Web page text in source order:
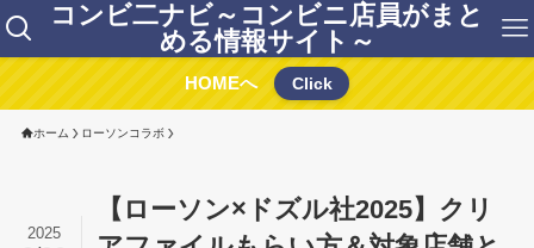
コンビ二ナビ～コンビニ店員がまと
める情報サイト～
HOMEへ Click
ホーム ローソンコラボ
【ローソン×ドズル社2025】クリ
2025